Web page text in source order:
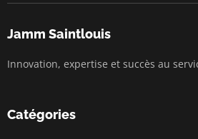
Jamm Saintlouis
Innovation, expertise et succès au
Catégories